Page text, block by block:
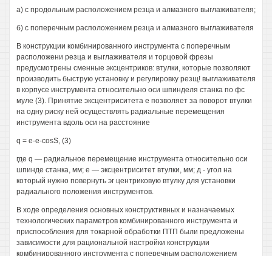
а) с продольным расположением резца и алмазного выглаживателя;
б) с поперечным расположением резца и алмазного выглаживателя
В конструкции комбинированного инструмента с поперечным
расположени резца и выглаживателя и торцовой фрезы
предусмотрены сменные эксцентриков: втулки, которые позволяют
производить быструю установку и регулировку резщ! выглаживателя
в корпусе инструмента относительно оси шпинделя станка по фс
муле (3). Принятие эксцентриситета е позволяет за поворот втулки
на одну риску ней осуществлять радиальные перемещения
инструмента вдоль оси на расстояние
q = e-e-cosS, (3)
где q — радиальное перемещение инструмента относительно оси
шпинде станка, мм; е — эксцентриситет втулки, мм; д - угол на
который нужно повернуть эг центриковую втулку для установки
радиального положения инструментов.
В ходе определения основных конструктивных и назначаемых
технологических параметров комбинированного инструмента и
приспособления для токарной обработки ПТП были предложены
зависимости для рациональной настройки конструкции
комбинированного инструмента с поперечным расположением